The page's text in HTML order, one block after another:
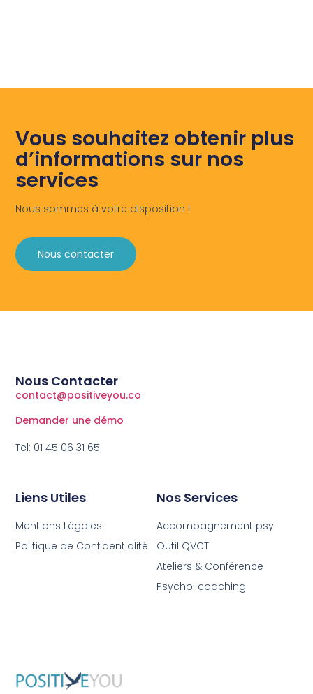
Vous souhaitez obtenir plus
d’informations sur nos
services
Nous sommes à votre disposition !
Nous contacter
Nos Services
Accompagnement psy
Outil QVCT
Ateliers & Conférence
Psycho-coaching
Liens Utiles
Mentions Légales
Politique de Confidentialité
Nous Contacter
contact@positiveyou.co
Demander une démo
Tel: 01 45 06 31 65